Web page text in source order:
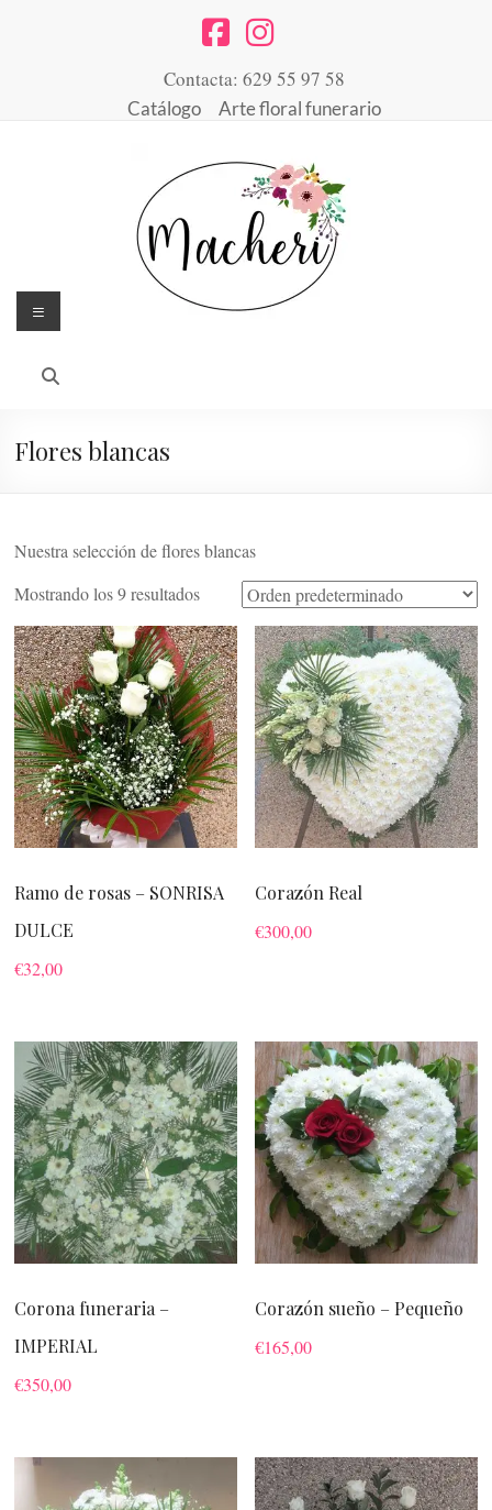
Contacta: 629 55 97 58
Catálogo Arte floral funerario
Floristería
Macheri
floral
Menú
Flores blancas
Nuestra selección de flores blancas
Mostrando los 9 resultados
Ramo de rosas – SONRISA
DULCE
€32,00
Corazón Real
€300,00
Corona funeraria –
IMPERIAL
€350,00
Corazón sueño – Pequeño
€165,00